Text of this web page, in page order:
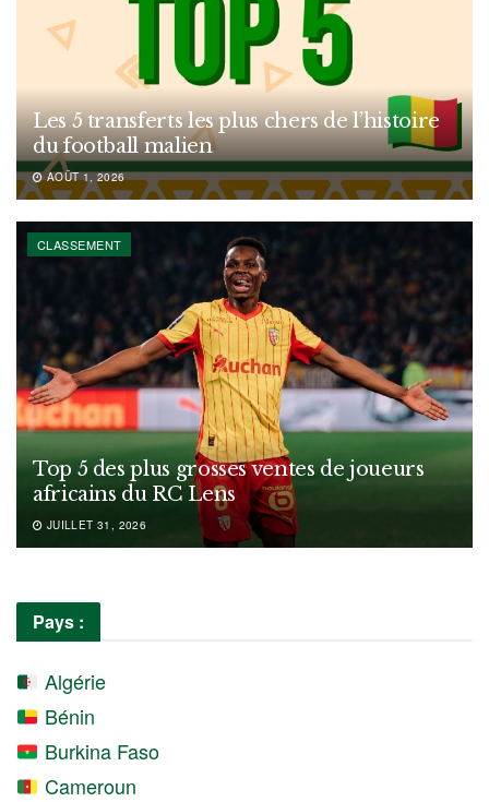
Les 5 transferts les plus chers de l’histoire
du football malien
AOÛT 1, 2026
CLASSEMENT
Top 5 des plus grosses ventes de joueurs
africains du RC Lens
JUILLET 31, 2026
Pays :
Algérie
Bénin
Burkina Faso
Cameroun